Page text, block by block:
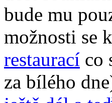
bude mu
možnosti se
restaurací co
za bílého